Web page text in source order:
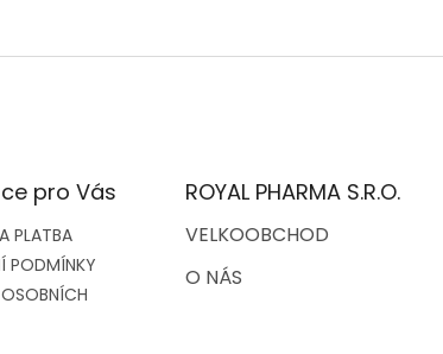
pro Vás
PLATBA
PODMÍNKY
ROYAL PHARMA S.R.O.
VELKOOBCHOD
O NÁS